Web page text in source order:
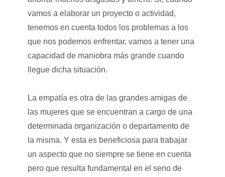
vamos a elaborar un proyecto o actividad,
tenemos en cuenta todos los problemas a los
que nos podemos enfrentar, vamos a tener una
capacidad de maniobra más grande cuando
llegue dicha situación.
La empatía es otra de las grandes amigas de
las mujeres que se encuentran a cargo de una
determinada organización o departamento de
la misma. Y esta es beneficiosa para trabajar
un aspecto que no siempre se tiene en cuenta
pero que resulta fundamental en el seno de